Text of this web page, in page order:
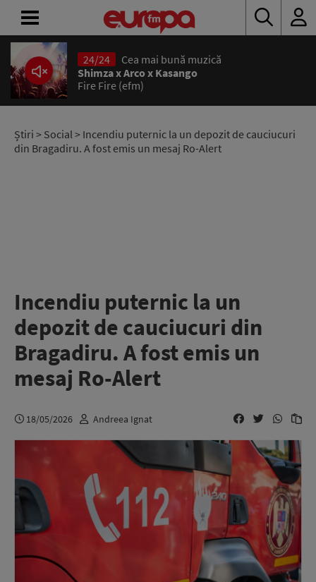
24/24
Cea mai bună muzică
Shimza x Arco x Kasango
Fire Fire (efm)
Știri > Social> Incendiu puternic la un depozit de cauciucuri
din Bragadiru. A fost emis un mesaj Ro-Alert
Incendiu puternic la un
depozit de cauciucuri din
Bragadiru. A fost emis un
mesaj Ro-Alert
18/05/2026 Andreea Ignat
ACASĂ
ȘTIRI
RADIO